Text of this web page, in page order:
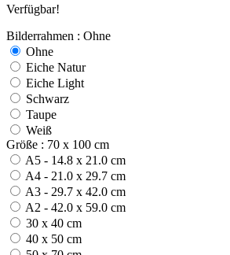
Verfügbar!
Bilderrahmen : Ohne
Ohne
Eiche Natur
Eiche Light
Schwarz
Taupe
Weiß
Größe : 70 x 100 cm
A5 - 14.8 x 21.0 cm
A4 - 21.0 x 29.7 cm
A3 - 29.7 x 42.0 cm
A2 - 42.0 x 59.0 cm
30 x 40 cm
40 x 50 cm